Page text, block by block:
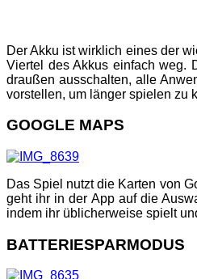
Der Akku ist wirklich eines der
Viertel des Akkus einfach weg.
draußen ausschalten, alle
vorstellen, um länger spielen zu
GOOGLE MAPS
Das Spiel nutzt die Karten von
geht ihr in der App auf die
indem ihr üblicherweise spielt
BATTERIESPARMODUS